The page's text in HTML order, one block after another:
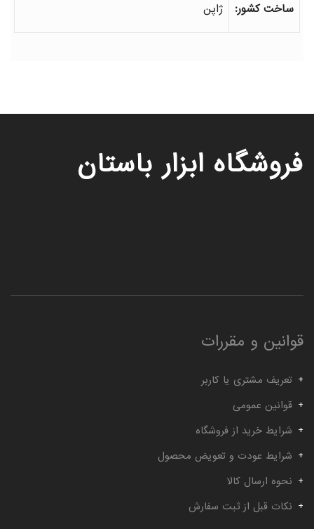
ساخت کشور: ژاپن
فروشگاه ابزار باستان
قوانین و مقررات
تعریف مشتری یا کاربر
قوانین عمومی
شرایط خرید از فروشگاه
شرایط عودت و تعویض محصول
نحوه ارسال کالا
نکات قبل از ثبت سفارش